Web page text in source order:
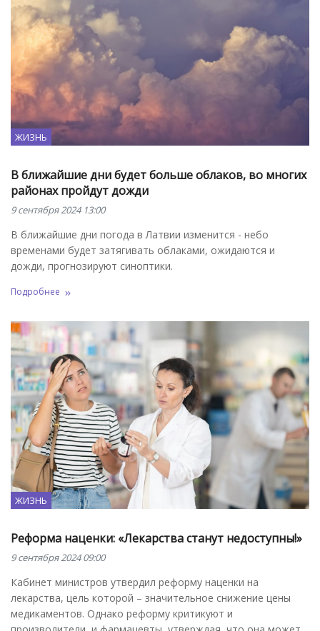
ЖИЗНЬ
В ближайшие дни будет больше облаков, во многих
районах пройдут дожди
9 сентября 2024 13:00
В ближайшие дни погода в Латвии изменится - небо
временами будет затягивать облаками, ожидаются и
дожди, прогнозируют синоптики.
Подробнее
ЖИЗНЬ
Реформа наценки: «Лекарства станут недоступны!»
9 сентября 2024 09:00
Кабинет министров утвердил реформу наценки на
лекарства, цель которой – значительное снижение цены
медикаментов. Однако реформу критикуют и